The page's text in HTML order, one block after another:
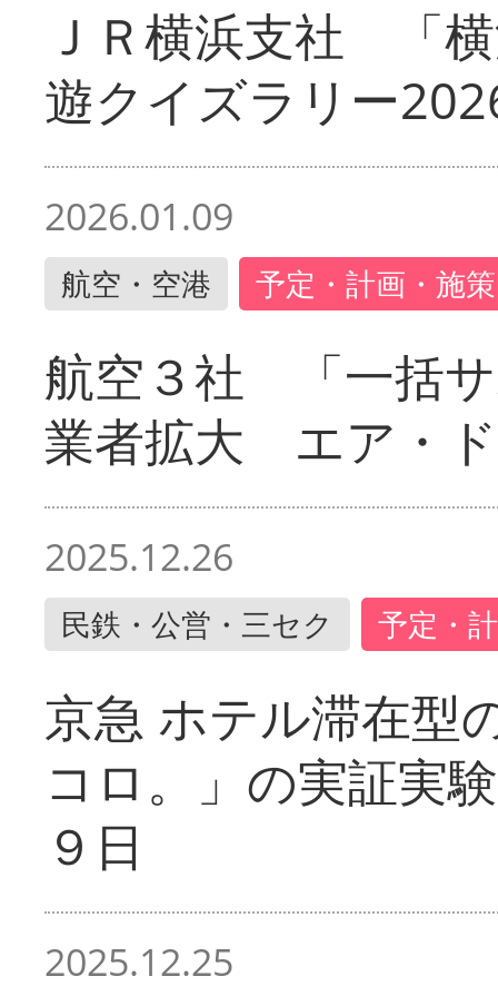
ＪＲ横浜支社 「
遊クイズラリー
2026.01.09
航空・空港 予定・計画・施策
航空３社 「一括
業者拡大 エア・
2025.12.26
民鉄・公営・三セク 予定・
京急 ホテル滞在型
コロ。」の実証実
９日
2025.12.25